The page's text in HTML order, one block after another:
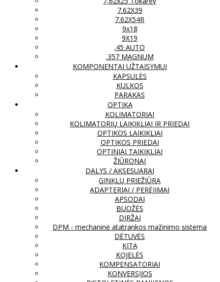
7.62X39
7.62X54R
9x18
9X19
.45 AUTO
.357 MAGNUM
KOMPONENTAI UŽTAISYMUI
KAPSULĖS
KULKOS
PARAKAS
OPTIKA
KOLIMATORIAI
KOLIMATORIŲ LAIKIKLIAI IR PRIEDAI
OPTIKOS LAIKIKLIAI
OPTIKOS PRIEDAI
OPTINIAI TAIKIKLIAI
ŽIŪRONAI
DALYS / AKSESUARAI
GINKLŲ PRIEŽIŪRA
ADAPTERIAI / PERĖJIMAI
APSODAI
BUOŽĖS
DIRŽAI
DPM - mechaninė atatrankos mažinimo sistema
DĖTUVĖS
KITA
KOJELĖS
KOMPENSATORIAI
KONVERSIJOS